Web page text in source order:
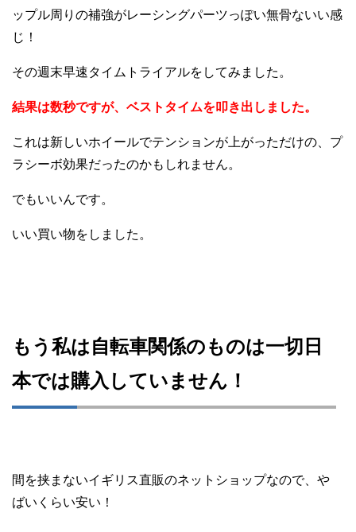
ップル周りの補強がレーシングパーツっぽい無骨ないい感
じ！
その週末早速タイムトライアルをしてみました。
結果は数秒ですが、ベストタイムを叩き出しました。
これは新しいホイールでテンションが上がっただけの、プ
ラシーボ効果だったのかもしれません。
でもいいんです。
いい買い物をしました。
もう私は自転車関係のものは一切日
本では購入していません！
間を挟まないイギリス直販のネットショップなので、や
ばいくらい安い！